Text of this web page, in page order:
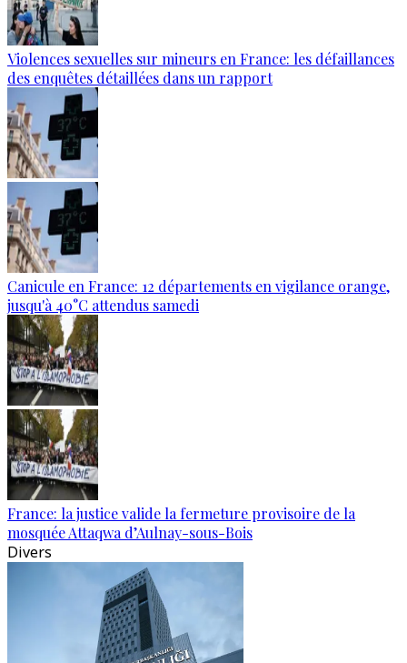
Violences sexuelles sur mineurs en France: les défaillances
des enquêtes détaillées dans un rapport
Canicule en France: 12 départements en vigilance orange,
jusqu'à 40°C attendus samedi
France: la justice valide la fermeture provisoire de la
mosquée Attaqwa d’Aulnay-sous-Bois
Divers